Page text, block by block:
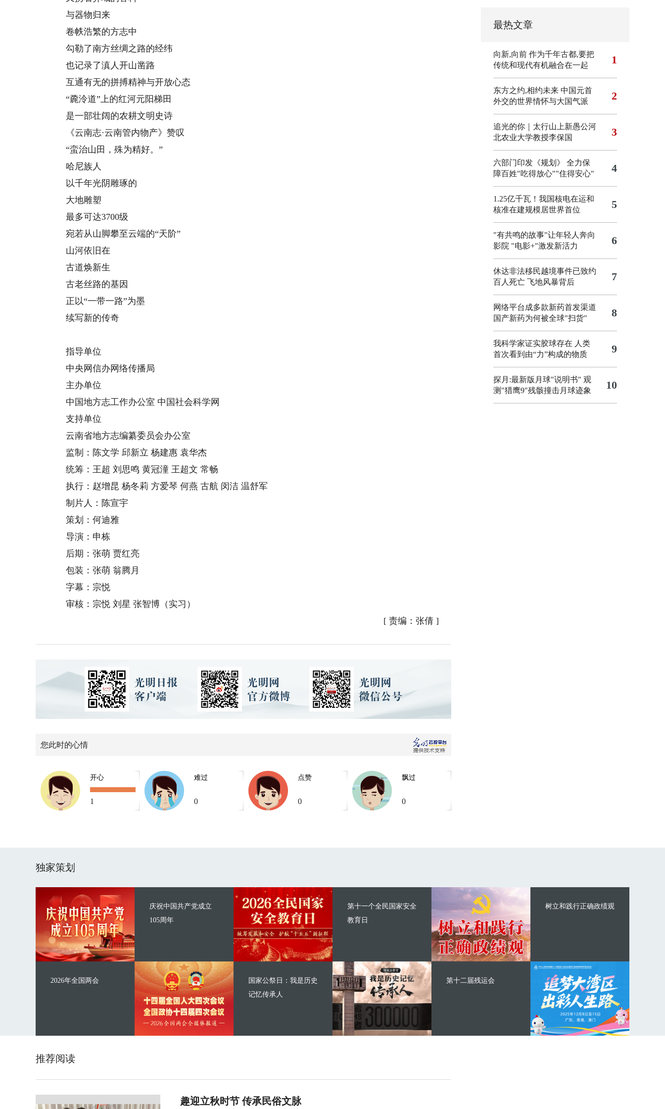
与器物归来
卷帙浩繁的方志中
勾勒了南方丝绸之路的经纬
也记录了滇人开山凿路
互通有无的拼搏精神与开放心态
“麊泠道”上的红河元阳梯田
是一部壮阔的农耕文明史诗
《云南志·云南管内物产》赞叹
“蛮治山田，殊为精好。”
哈尼族人
以千年光阴雕琢的
大地雕塑
最多可达3700级
宛若从山脚攀至云端的“天阶”
山河依旧在
古道焕新生
古老丝路的基因
正以“一带一路”为墨
续写新的传奇
指导单位
中央网信办网络传播局
主办单位
中国地方志工作办公室 中国社会科学网
支持单位
云南省地方志编纂委员会办公室
监制：陈文学 邱新立 杨建惠 袁华杰
统筹：王超 刘思鸣 黄冠潼 王超文 常畅
执行：赵增昆 杨冬莉 方爱琴 何燕 古航 闵洁 温舒军
制片人：陈宣宇
策划：何迪雅
导演：申栋
后期：张萌 贾红亮
包装：张萌 翁腾月
字幕：宗悦
审核：宗悦 刘星 张智博（实习）
[ 责编：张倩]
您此时的心情
开心
1
难过
0
点赞
0
飘过
0
最热文章
向新,向前 作为千年古都,要把
传统和现代有机融合在一起
1
东方之约,相约未来 中国元首
外交的世界情怀与大国气派
2
追光的你｜太行山上新愚公河
北农业大学教授李保国
3
六部门印发《规划》 全力保
障百姓"吃得放心""住得安心"
4
1.25亿千瓦！我国核电在运和
核准在建规模居世界首位
5
"有共鸣的故事"让年轻人奔向
影院 "电影+"激发新活力 6
休达非法移民越境事件已致约
百人死亡 飞地风暴背后 7
网络平台成多款新药首发渠道
国产新药为何被全球"扫货"
8
我科学家证实胶球存在 人类
首次看到由“力”构成的物质
9
探月:最新版月球"说明书" 观
测"猎鹰9"残骸撞击月球迹象
10
独家策划
庆祝中国共产党成立
105周年
2026年全国两会
第十一个全民国家安全
教育日
国家公祭日：我是历史
记忆传承人
树立和践行正确政绩观
第十二届残运会
推荐阅读
趣迎立秋时节 传承民俗文脉